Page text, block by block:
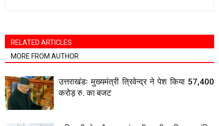
RELATED ARTICLES
MORE FROM AUTHOR
उत्तराखंडः मुख्यमंत्री त्रिवेन्द्र ने पेश किया 57,400
करोड़ रु. का बजट